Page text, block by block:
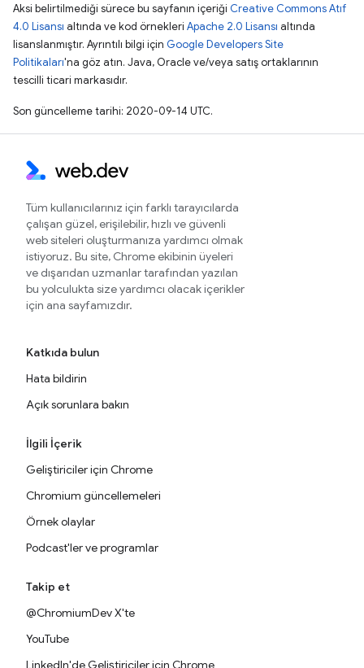
Aksi belirtilmediği sürece bu sayfanın içeriği Creative Commons Atıf
4.0 Lisansı altında ve kod örnekleri Apache 2.0 Lisansı altında
lisanslanmıştır. Ayrıntılı bilgi için Google Developers Site
Politikaları'na göz atın. Java, Oracle ve/veya satış ortaklarının
tescilli ticari markasıdır.
Son güncelleme tarihi: 2020-09-14 UTC.
Tüm kullanıcılarınız için farklı tarayıcılarda
çalışan güzel, erişilebilir, hızlı ve güvenli
web siteleri oluşturmanıza yardımcı olmak
istiyoruz. Bu site, Chrome ekibinin üyeleri
ve dışarıdan uzmanlar tarafından yazılan
bu yolculukta size yardımcı olacak içerikler
için ana sayfamızdır.
Katkıda bulun
Hata bildirin
Açık sorunlara bakın
İlgili İçerik
Geliştiriciler için Chrome
Chromium güncellemeleri
Örnek olaylar
Podcast'ler ve programlar
Takip et
@ChromiumDev X'te
YouTube
LinkedIn'de Geliştiriciler için Chrome